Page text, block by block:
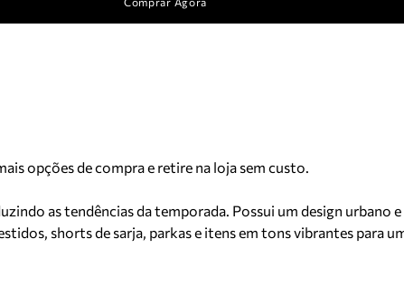
opções de compra e retire na loja sem custo.
as tendências da temporada. Possui um design
shorts de sarja, parkas e itens em tons vibrantes para